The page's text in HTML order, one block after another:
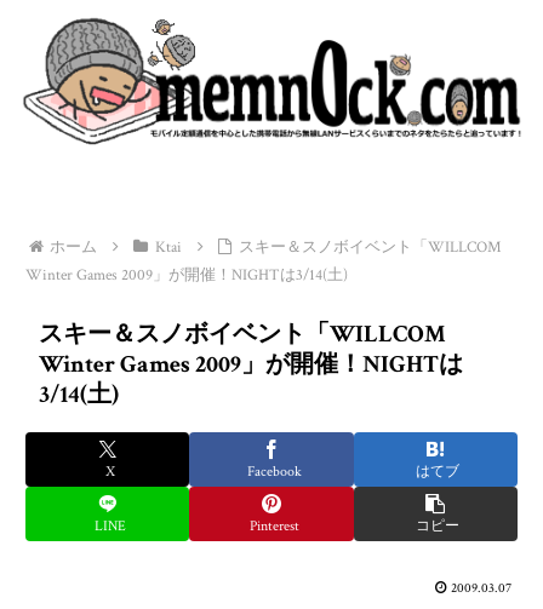
ホーム Ktai
スキー＆スノボイベント「WILLCOM
Winter Games 2009」が開催！NIGHTは3/14(土)
スキー＆スノボイベント「WILLCOM
Winter Games 2009」が開催！NIGHTは
3/14(土)
X Facebook はてブ
LINE Pinterest コピー
2009.03.07